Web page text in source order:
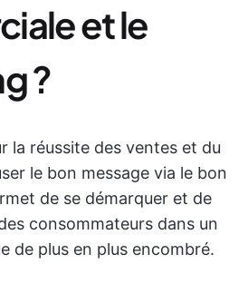
et le
?
la réussite des ventes et du
le bon message via le bon
de se démarquer et de
consommateurs dans un
de plus en plus encombré.